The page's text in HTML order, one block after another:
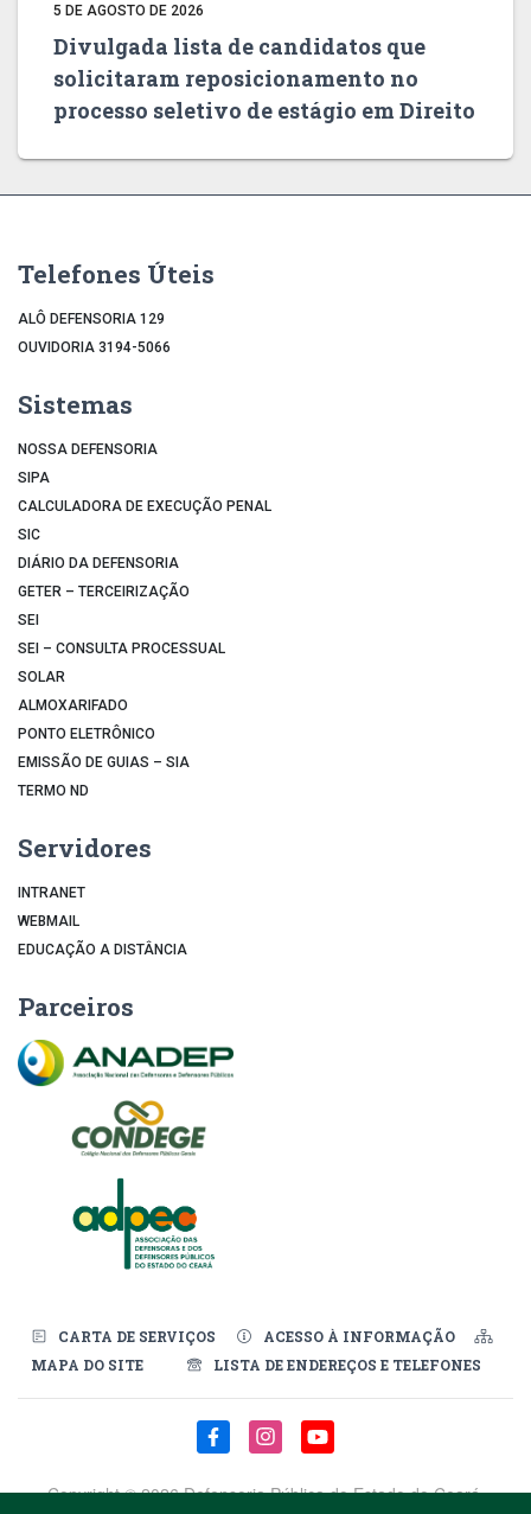
5 DE AGOSTO DE 2026
Divulgada lista de candidatos que
solicitaram reposicionamento no
processo seletivo de estágio em Direito
Telefones Úteis
ALÔ DEFENSORIA 129
OUVIDORIA 3194-5066
Sistemas
NOSSA DEFENSORIA
SIPA
CALCULADORA DE EXECUÇÃO PENAL
SIC
DIÁRIO DA DEFENSORIA
GETER – TERCEIRIZAÇÃO
SEI
SEI – CONSULTA PROCESSUAL
SOLAR
ALMOXARIFADO
PONTO ELETRÔNICO
EMISSÃO DE GUIAS – SIA
TERMO ND
Servidores
INTRANET
WEBMAIL
EDUCAÇÃO A DISTÂNCIA
Parceiros
CARTA DE SERVIÇOS
ACESSO À INFORMAÇÃO
MAPA DO SITE
LISTA DE ENDEREÇOS E TELEFONES
Redes Sociais
Copyright ©2026 Defensoria Pública do Estado do Ceará.